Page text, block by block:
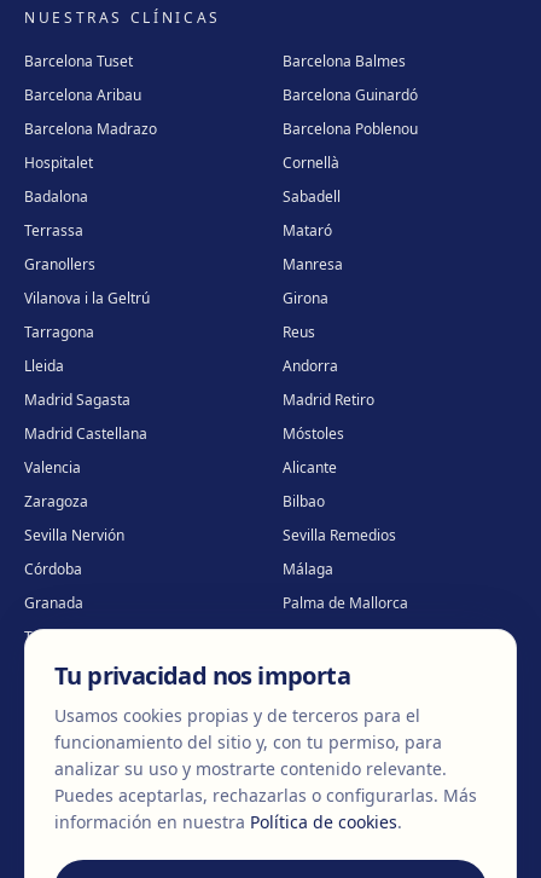
NUESTRAS CLÍNICAS
Barcelona Tuset
Barcelona Balmes
Barcelona Aribau
Barcelona Guinardó
Barcelona Madrazo
Barcelona Poblenou
Hospitalet
Cornellà
Badalona
Sabadell
Terrassa
Mataró
Granollers
Manresa
Vilanova i la Geltrú
Girona
Tarragona
Reus
Lleida
Andorra
Madrid Sagasta
Madrid Retiro
Madrid Castellana
Móstoles
Valencia
Alicante
Zaragoza
Bilbao
Sevilla Nervión
Sevilla Remedios
Córdoba
Málaga
Granada
Palma de Mallorca
Tenerife
Portugal · Famalicão
Portugal · Guimarães
Clínica virtual
2026 Clínica EGOS — Cirugía plástica, estética y reparadora
Aviso LegalPolítica de cookiesPolítica de Privacidad
Tu privacidad nos importa
Usamos cookies propias y de terceros para el
funcionamiento del sitio y, con tu permiso, para
analizar su uso y mostrarte contenido relevante.
Puedes aceptarlas, rechazarlas o configurarlas. Más
información en nuestra Política de cookies.